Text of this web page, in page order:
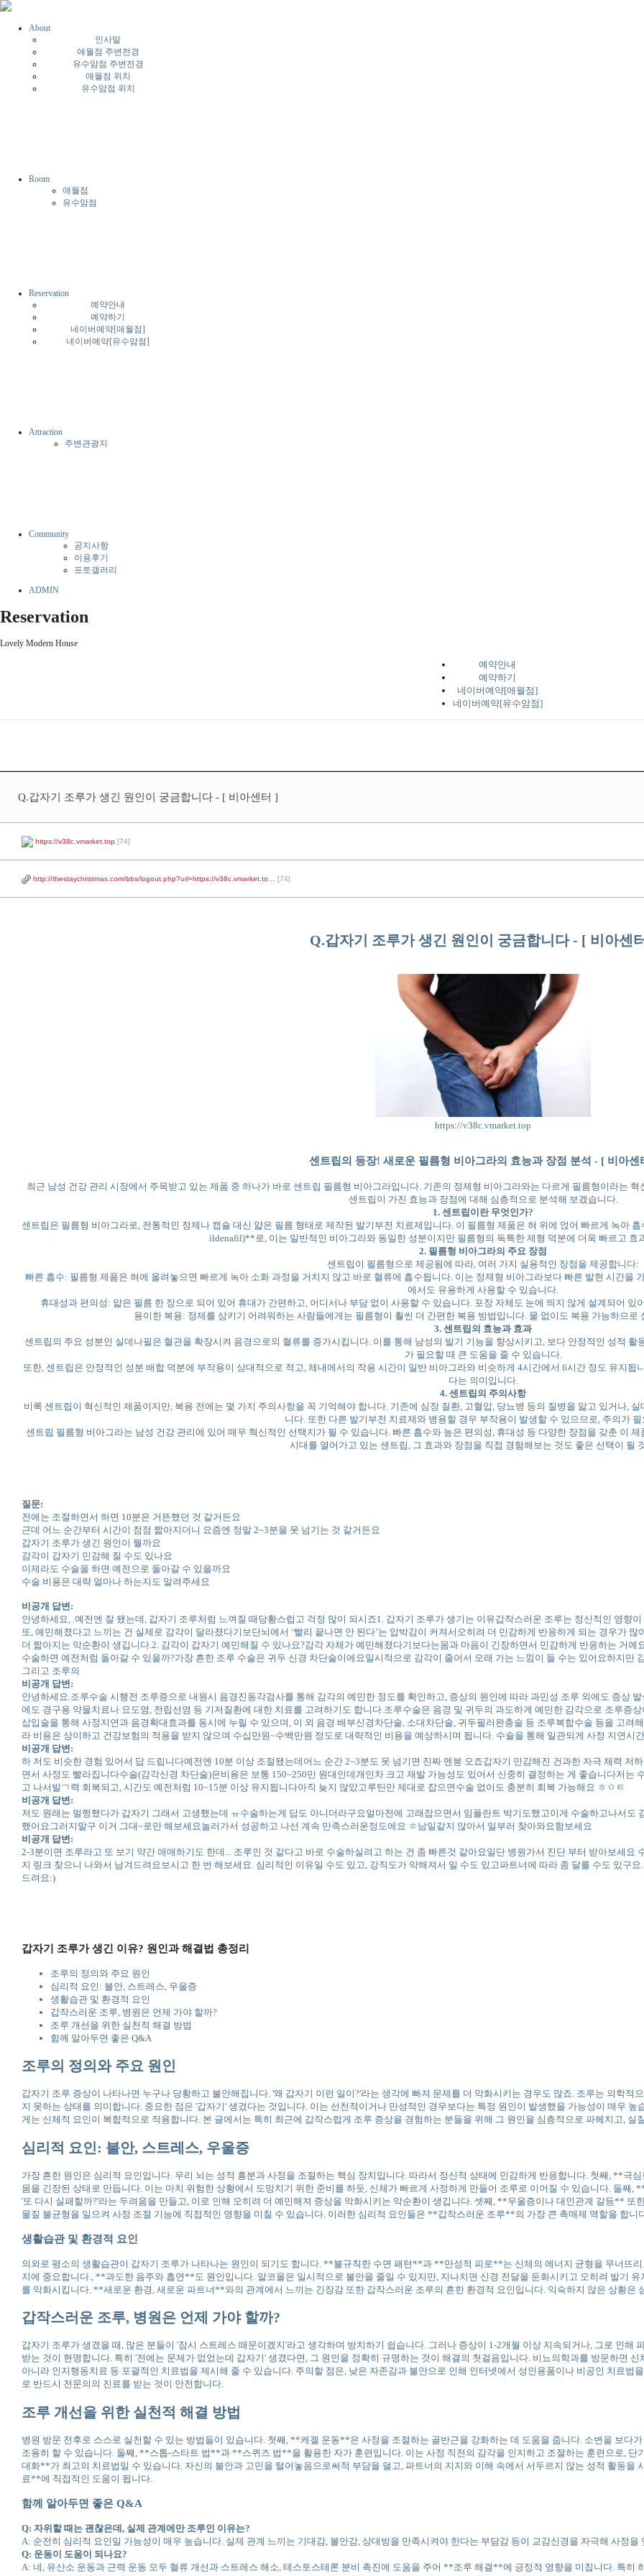
About
인사말
애월점 주변전경
유수암점 주변전경
애월점 위치
유수암점 위치
Room
애월점
유수암점
Reservation
예약안내
예약하기
네이버예약[애월점]
네이버예약[유수암점]
Attraction
주변관광지
Community
공지사항
이용후기
포토갤러리
ADMIN
Reservation
Lovely Modern House
예약안내
예약하기
네이버예약[애월점]
네이버예약[유수암점]
Q.갑자기 조루가 생긴 원인이 궁금합니다 - [ 비아센터 ]
https://v38c.vmarket.top [74]
http://thestaychristmas.com/bbs/logout.php?url=https://v38c.vmarket.to… [74]
Q.갑자기 조루가 생긴 원인이 궁금합니다 - [ 비아센
https://v38c.vmarket.top
센트립의 등장! 새로운 필름형 비아그라의 효능과 장점 분석 - [ 비아센
최근 남성 건강 관리 시장에서 주목받고 있는 제품 중 하나가 바로 센트립 필름형 비아그라입니다. 기존의 정제형 비아그라와는 다르게 필름형이라는
센트립이 가진 효능과 장점에 대해 심층적으로 분석해 보겠습니다.
1. 센트립이란 무엇인가?
센트립은 필름형 비아그라로, 전통적인 정제나 캡슐 대신 얇은 필름 형태로 제작된 발기부전 치료제입니다. 이 필름형 제품은 혀 위에 얹어 빠르게 녹아
ildenafil)**로, 이는 일반적인 비아그라와 동일한 성분이지만 필름형의 독특한 제형 덕분에 더욱 빠르고 효
2. 필름형 비아그라의 주요 장점
센트립이 필름형으로 제공됨에 따라, 여러 가지 실용적인 장점을 제공합니다:
빠른 흡수: 필름형 제품은 혀에 올려놓으면 빠르게 녹아 소화 과정을 거치지 않고 바로 혈류에 흡수됩니다. 이는 정제형 비아그라보다 빠른 발현 시간을
에서도 유용하게 사용할 수 있습니다.
휴대성과 편의성: 얇은 필름 한 장으로 되어 있어 휴대가 간편하고, 어디서나 부담 없이 사용할 수 있습니다. 포장 자체도 눈에 띄지 않게 설계되어 있
용이한 복용: 정제를 삼키기 어려워하는 사람들에게는 필름형이 훨씬 더 간편한 복용 방법입니다. 물 없이도 복용 가능하므로
3. 센트립의 효능과 효과
센트립의 주요 성분인 실데나필은 혈관을 확장시켜 음경으로의 혈류를 증가시킵니다. 이를 통해 남성의 발기 기능을 향상시키고, 보다 안정적인 성적
가 필요할 때 큰 도움을 줄 수 있습니다.
또한, 센트립은 안정적인 성분 배합 덕분에 부작용이 상대적으로 적고, 체내에서의 작용 시간이 일반 비아그라와 비슷하게 4시간에서 6시간 정도 유지
다는 의미입니다.
4. 센트립의 주의사항
비록 센트립이 혁신적인 제품이지만, 복용 전에는 몇 가지 주의사항을 꼭 기억해야 합니다. 기존에 심장 질환, 고혈압, 당뇨병 등의 질병을 앓고 있거나,
니다. 또한 다른 발기부전 치료제와 병용할 경우 부작용이 발생할 수 있으므로, 주의가 필
센트립 필름형 비아그라는 남성 건강 관리에 있어 매우 혁신적인 선택지가 될 수 있습니다. 빠른 흡수와 높은 편의성, 휴대성 등 다양한 장점을 갖춘 이
시대를 열어가고 있는 센트립, 그 효과와 장점을 직접 경험해보는 것도 좋은 선택이 될
질문:
전에는 조절하면서 하면 10분은 거뜬했던 것 같거든요
근데 어느 순간부터 시간이 점점 짧아지더니 요즘엔 정말 2~3분을 못 넘기는 것 같거든요
갑자기 조루가 생긴 원인이 뭘까요
감각이 갑자기 민감해 질 수도 있나요
이제라도 수술을 하면 예전으로 돌아갈 수 있을까요
수술 비용은 대략 얼마나 하는지도 알려주세요
비공개 답변:
안녕하세요, .예전엔 잘 됐는데, 갑자기 조루처럼 느껴질 때당황스럽고 걱정 많이 되시죠1. 갑자기 조루가 생기는 이유갑작스러운 조루는 정신적인 영향
또, 예민해졌다고 느끼는 건 실제로 감각이 달라졌다기보단뇌에서 ‘빨리 끝나면 안 된다’는 압박감이 커져서오히려 더 민감하게 반응하게 되는 경우가
더 짧아지는 악순환이 생깁니다.2. 감각이 갑자기 예민해질 수 있나요?감각 자체가 예민해졌다기보다는몸과 마음이 긴장하면서 민감하게 반응하는 거
수술하면 예전처럼 돌아갈 수 있을까?가장 흔한 조루 수술은 귀두 신경 차단술이에요일시적으로 감각이 줄어서 오래 가는 느낌이 들 수는 있어요하지만
그리고 조루의
비공개 답변:
안녕하세요.조루수술 시행전 조루증으로 내원시 음경진동각검사를 통해 감각의 예민한 정도를 확인하고, 증상의 원인에 따라 과민성 조루 외에도 증상
에도 경구용 약물치료나 요도염, 전립선염 등 기저질환에 대한 치료를 고려하기도 합니다.조루수술은 음경 및 귀두의 과도하게 예민한 감각으로 조루증
삽입술을 통해 사정지연과 음경확대효과를 동시에 누릴 수 있으며, 이 외 음경 배부신경차단술, 소대차단술, 귀두필러완충술 등 조루복합수술 등을 고려
라 비용은 상이하고 건강보험의 적용을 받지 않으며 수십만원~수백만원 정도로 대략적인 비용을 예상하시며 됩니다. 수술을 통해 일관되게 사정 지연시
비공개 답변:
하 저도 비슷한 경험 있어서 답 드립니다예전엔 10분 이상 조절됐는데어느 순간 2~3분도 못 넘기면 진짜 멘붕 오죠갑자기 민감해진 건과한 자극 체력 저
면서 사정도 빨라집니다수술(감각신경 차단술)은비용은 보통 150~250만 원대인데개인차 크고 재발 가능성도 있어서 신중히 결정하는 게 좋습니다저는
고 나서발ㄱ력 회복되고, 시간도 예전처럼 10~15분 이상 유지됩니다아직 늦지 않았고루틴만 제대로 잡으면수술 없이도 충분히 회복 가능해요 ㅎㅇㅌ
비공개 답변:
저도 원래는 멀쩡했다가 갑자기 그래서 고생했는데 ㅠ수술하는게 답도 아니더라구요얼마전에 고래잡으면서 임플란트 박기도했고이게 수술하고나서
했어요그러지말구 이거 그대~로만 해보세요놀러가서 성공하고 나선 계속 만족스러운정도에요 ㅎ남일같지 않아서 일부러 찾아와요함보세요
비공개 답변:
2-3분이면 조루라고 또 보기 약간 애매하기도 한데... 조루인 것 같다고 바로 수술하실려고 하는 건 좀 빠른것 같아요일단 병원가서 진단 부터 받아보세요
지 링크 찾으니 나와서 남겨드려요보시고 한 번 해보세요. 심리적인 이유일 수도 있고, 강직도가 약해져서 일 수도 있고파트너에 따라 좀 달를 수도 있구
드려요:)
갑자기 조루가 생긴 이유? 원인과 해결법 총정리
조루의 정의와 주요 원인
심리적 요인: 불안, 스트레스, 우울증
생활습관 및 환경적 요인
갑작스러운 조루, 병원은 언제 가야 할까?
조루 개선을 위한 실천적 해결 방법
함께 알아두면 좋은 Q&A
조루의 정의와 주요 원인
갑자기 조루 증상이 나타나면 누구나 당황하고 불안해집니다. '왜 갑자기 이런 일이?'라는 생각에 빠져 문제를 더 악화시키는 경우도 많죠. 조루는 의학
지 못하는 상태를 의미합니다. 중요한 점은 '갑자기' 생겼다는 것입니다. 이는 선천적이거나 만성적인 경우보다는 특정 원인이 발생했을 가능성이 매우
게는 신체적 요인이 복합적으로 작용합니다. 본 글에서는 특히 최근에 갑작스럽게 조루 증상을 경험하는 분들을 위해 그 원인을 심층적으로 파헤치고, 실
심리적 요인: 불안, 스트레스, 우울증
가장 흔한 원인은 심리적 요인입니다. 우리 뇌는 성적 흥분과 사정을 조절하는 핵심 장치입니다. 따라서 정신적 상태에 민감하게 반응합니다. 첫째, **극
몸을 긴장된 상태로 만듭니다. 이는 마치 위험한 상황에서 도망치기 위한 준비를 하듯, 신체가 빠르게 사정하게 만들어 조루로 이어질 수 있습니다. 둘째,
'또 다시 실패할까?'라는 두려움을 만들고, 이로 인해 오히려 더 예민해져 증상을 악화시키는 악순환이 생깁니다. 셋째, **우울증이나 대인관계 갈등** 또
물질 불균형을 일으켜 사정 조절 기능에 직접적인 영향을 미칠 수 있습니다. 이러한 심리적 요인들은 **갑작스러운 조루**의 가장 큰 촉매제 역할을 합니
생활습관 및 환경적 요인
의외로 평소의 생활습관이 갑자기 조루가 나타나는 원인이 되기도 합니다. **불규칙한 수면 패턴**과 **만성적 피로**는 신체의 에너지 균형을 무너뜨
지에 중요합니다., **과도한 음주와 흡연**도 원인입니다. 알코올은 일시적으로 불안을 줄일 수 있지만, 지나치면 신경 전달을 둔화시키고 오히려 발기
를 악화시킵니다. **새로운 환경, 새로운 파트너**와의 관계에서 느끼는 긴장감 또한 갑작스러운 조루의 흔한 환경적 요인입니다. 익숙하지 않은 상황은
갑작스러운 조루, 병원은 언제 가야 할까?
갑자기 조루가 생겼을 때, 많은 분들이 '잠시 스트레스 때문이겠지'라고 생각하며 방치하기 쉽습니다. 그러나 증상이 1-2개월 이상 지속되거나, 그로 인해
받는 것이 현명합니다. 특히 '전에는 문제가 없었는데 갑자기' 생겼다면, 그 원인을 정확히 규명하는 것이 해결의 첫걸음입니다. 비뇨의학과를 방문하면
아니라 인지행동치료 등 포괄적인 치료법을 제시해 줄 수 있습니다. 주의할 점은, 낮은 자존감과 불안으로 인해 인터넷에서 성인용품이나 비공인 치료법
로 반드시 전문의의 진료를 받는 것이 안전합니다.
조루 개선을 위한 실천적 해결 방법
병원 방문 전후로 스스로 실천할 수 있는 방법들이 있습니다. 첫째, **케겔 운동**은 사정을 조절하는 골반근을 강화하는 데 도움을 줍니다. 소변을 보다
조용히 할 수 있습니다. 둘째, **스톱-스타트 법**과 **스퀴즈 법**을 활용한 자가 훈련입니다. 이는 사정 직전의 감각을 인지하고 조절하는 훈련으로,
대화**가 최고의 치료법일 수 있습니다. 자신의 불안과 고민을 털어놓음으로써적 부담을 덜고, 파트너의 지지와 이해 속에서 서두르지 않는 성적 활동
료**에 직접적인 도움이 됩니다.
함께 알아두면 좋은 Q&A
Q: 자위할 때는 괜찮은데, 실제 관계에만 조루인 이유는?
A: 순전히 심리적 요인일 가능성이 매우 높습니다. 실제 관계 느끼는 기대감, 불안감, 상대방을 만족시켜야 한다는 부담감 등이 교감신경을 자극해 사정을
Q: 운동이 도움이 되나요?
A: 네, 유산소 운동과 근력 운동 모두 혈류 개선과 스트레스 해소, 테스토스테론 분비 촉진에 도움을 주어 **조루 해결**에 긍정적 영향을 미칩니다. 특히